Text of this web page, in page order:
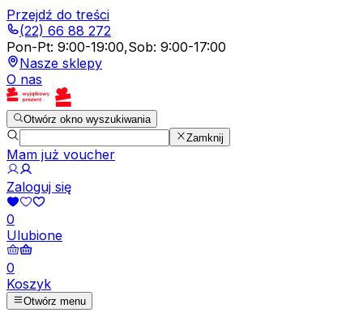
Przejdź do treści
(22) 66 88 272
Pon-Pt: 9:00-19:00,Sob: 9:00-17:00
Nasze sklepy
O nas
Otwórz okno wyszukiwania
Zamknij
Mam już voucher
Zaloguj się
0
Ulubione
0
Koszyk
Otwórz menu